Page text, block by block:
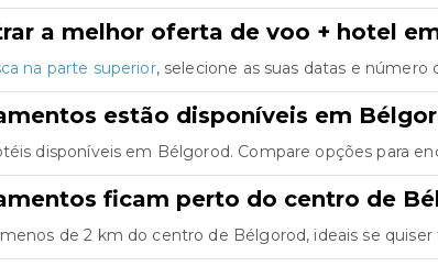
a melhor oferta de voo + hotel
na parte superior, selecione as suas datas e
estão disponíveis em
disponíveis em Bélgorod. Compare opções para
ficam perto do centro de
de 2 km do centro de Bélgorod, ideais se